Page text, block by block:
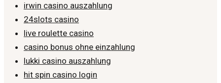
irwin casino auszahlung
24slots casino
live roulette casino
casino bonus ohne einzahlung
lukki casino auszahlung
hit spin casino login